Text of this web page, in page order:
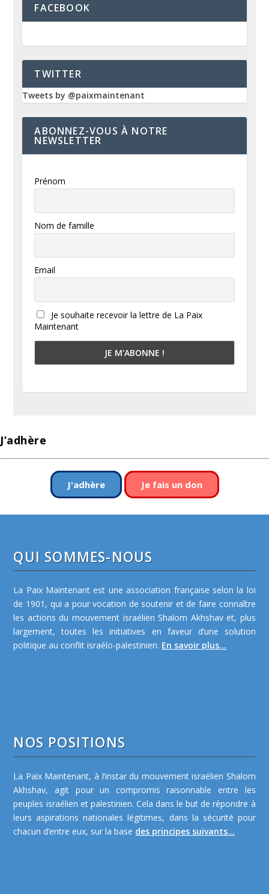
FACEBOOK
TWITTER
Tweets by @paixmaintenant
ABONNEZ-VOUS À NOTRE
NEWSLETTER
Prénom
Nom de famille
Email
Je souhaite recevoir la lettre de La Paix
Maintenant
J’adhère
J'adhère Je fais un don
QUI SOMMES-NOUS
La Paix Maintenant est une association française selon la loi
de 1901, qui a pour vocation de soutenir et de faire connaître
les actions du mouvement israélien Shalom Akhshav et, plus
largement, toutes les initiatives en faveur d’une solution
politique au conflit israélo-palestinien. En savoir plus...
NOS POSITIONS
La Paix Maintenant, à l’instar du mouvement israélien Shalom
Akhshav, agit pour un compromis raisonnable entre les
peuples israélien et palestinien. Cela dans le but de répondre à
leurs aspirations nationales légitimes, dans la sécurité pour
chacun d’entre eux, sur la base des principes suivants...